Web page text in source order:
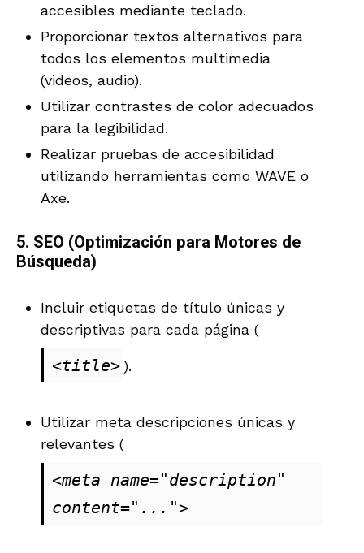
accesibles mediante teclado.
Proporcionar textos alternativos para
todos los elementos multimedia
(videos, audio).
Utilizar contrastes de color adecuados
para la legibilidad.
Realizar pruebas de accesibilidad
utilizando herramientas como WAVE o
Axe.
5. SEO (Optimización para Motores de
Búsqueda)
Incluir etiquetas de título únicas y
descriptivas para cada página (
<title>).
Utilizar meta descripciones únicas y
relevantes (
<meta name="description"
content="...">